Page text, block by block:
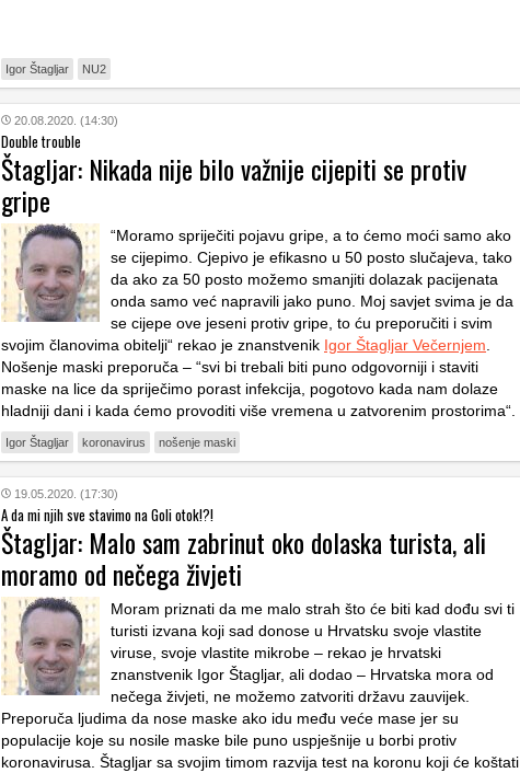
Igor Štagljar NU2
20.08.2020. (14:30)
Double trouble
Štagljar: Nikada nije bilo važnije cijepiti se protiv
gripe
“Moramo spriječiti pojavu gripe, a to ćemo moći samo ako
se cijepimo. Cjepivo je efikasno u 50 posto slučajeva, tako
da ako za 50 posto možemo smanjiti dolazak pacijenata
onda samo već napravili jako puno. Moj savjet svima je da
se cijepe ove jeseni protiv gripe, to ću preporučiti i svim
svojim članovima obitelji“ rekao je znanstvenik Igor Štagljar Večernjem
Nošenje maski preporuča – “svi bi trebali biti puno odgovorniji i staviti
maske na lice da spriječimo porast infekcija, pogotovo kada nam dolaze
hladniji dani i kada ćemo provoditi više vremena u zatvorenim prostorima“.
Igor Štagljar koronavirus nošenje maski
19.05.2020. (17:30)
A da mi njih sve stavimo na Goli otok!?!
Štagljar: Malo sam zabrinut oko dolaska turista, ali
moramo od nečega živjeti
Moram priznati da me malo strah što će biti kad dođu svi ti
turisti izvana koji sad donose u Hrvatsku svoje vlastite
viruse, svoje vlastite mikrobe – rekao je hrvatski
znanstvenik Igor Štagljar, ali dodao – Hrvatska mora od
nečega živjeti, ne možemo zatvoriti državu zauvijek.
Preporuča ljudima da nose maske ako idu među veće mase jer su
populacije koje su nosile maske bile puno uspješnije u borbi protiv
koronavirusa. Štagljar sa svojim timom razvija test na koronu koji će koštati